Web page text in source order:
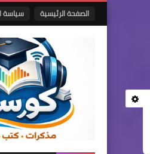
الصفحة الرئيسية سياسة